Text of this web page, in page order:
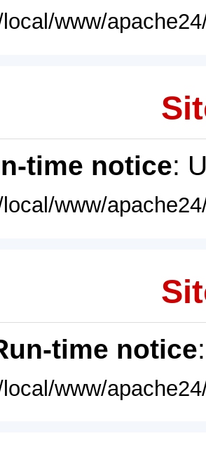
www/
time notice:
www/
time notice
www/